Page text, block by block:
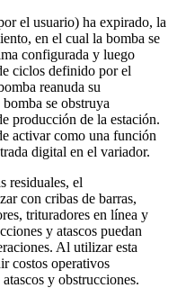
el usuario) ha expirado, la
en el cual la bomba se
configurada y luego
ciclos definido por el
reanuda su
se obstruya
producción de la estación.
activar como una función
digital en el variador.
residuales, el
con cribas de barras,
trituradores en línea y
y atascos puedan
Al utilizar esta
costos operativos
y obstrucciones.